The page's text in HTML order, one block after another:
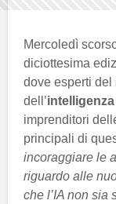
Mercoledì
diciottesima
dove esperti del
dell’
imprenditori
principali di
incoraggiare le
riguardo alle
che l’IA non sia